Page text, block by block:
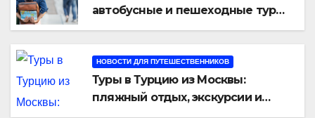
автобусные и пешеходные туры
от туроператора «Казан360»
НОВОСТИ ДЛЯ ПУТЕШЕСТВЕННИКОВ
Туры в Турцию из Москвы:
пляжный отдых, экскурсии и
лучшие курорты